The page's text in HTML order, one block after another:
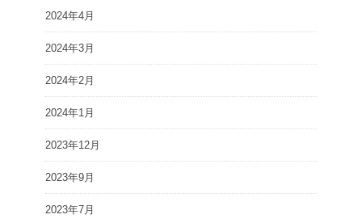
2024年4月
2024年3月
2024年2月
2024年1月
2023年12月
2023年9月
2023年7月